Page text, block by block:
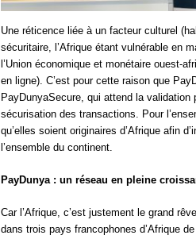
Une réticence liée à un facteur culturel
sécuritaire, l’Afrique étant vulnérable en
l’Union économique et monétaire ouest-
en ligne). C’est pour cette raison que
PayDunyaSecure, qui attend la
sécurisation des transactions. Pour
qu’elles soient originaires d’Afrique afin
l’ensemble du continent.
PayDunya : un réseau en pleine
Car l’Afrique, c’est justement le grand
dans trois pays francophones d’Afrique